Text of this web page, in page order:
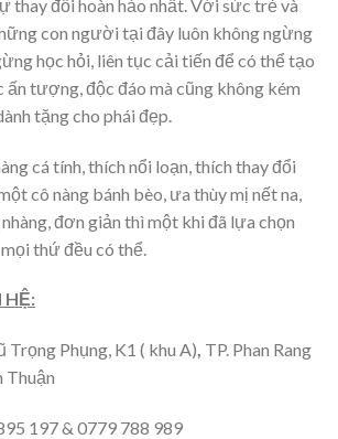
thay đổi hoàn hảo nhất. Với sức trẻ và
con người tại đây luôn không ngừng
học hỏi, liên tục cải tiến để có thể tạo
ấn tượng, độc đáo mà cũng không kém
tặng cho phái đẹp.
cá tính, thích nổi loạn, thích thay đổi
cô nàng bánh bèo, ưa thùy mị nết na,
đơn giản thì một khi đã lựa chọn
mọi thứ đều có thể.
HỆ:
Trọng Phụng, K1 ( khu A), TP. Phan Rang
Thuận
197 & 0779 788 989